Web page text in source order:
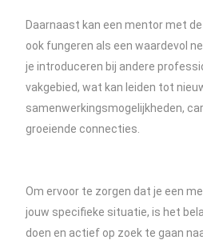
Daarnaast kan een mentor met
ook fungeren als een waardevol
je introduceren bij andere
vakgebied, wat kan leiden tot
samenwerkingsmogelijkheden,
groeiende connecties.
Om ervoor te zorgen dat je een
jouw specifieke situatie, is het
doen en actief op zoek te gaan